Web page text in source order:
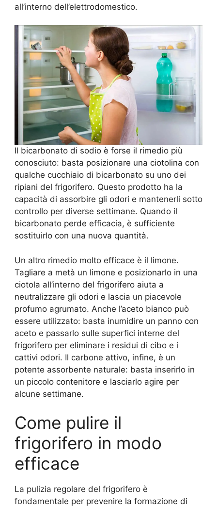
all’interno dell’elettrodomestico.
Il bicarbonato di sodio è forse il rimedio più
conosciuto: basta posizionare una ciotolina con
qualche cucchiaio di bicarbonato su uno dei
ripiani del frigorifero. Questo prodotto ha la
capacità di assorbire gli odori e mantenerli sotto
controllo per diverse settimane. Quando il
bicarbonato perde efficacia, è sufficiente
sostituirlo con una nuova quantità.
Un altro rimedio molto efficace è il limone.
Tagliare a metà un limone e posizionarlo in una
ciotola all’interno del frigorifero aiuta a
neutralizzare gli odori e lascia un piacevole
profumo agrumato. Anche l’aceto bianco può
essere utilizzato: basta inumidire un panno con
aceto e passarlo sulle superfici interne del
frigorifero per eliminare i residui di cibo e i
cattivi odori. Il carbone attivo, infine, è un
potente assorbente naturale: basta inserirlo in
un piccolo contenitore e lasciarlo agire per
alcune settimane.
Come pulire il
frigorifero in modo
efficace
La pulizia regolare del frigorifero è
fondamentale per prevenire la formazione di